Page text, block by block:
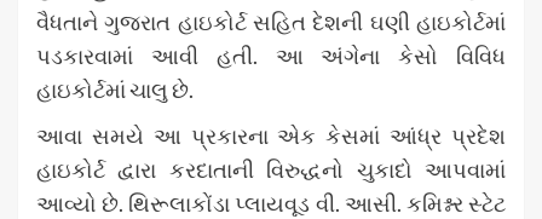
વૈધતાને ગુજરાત હાઇકોર્ટ સહિત દેશની ઘણી હાઇકોર્ટમાં
પડકારવામાં આવી હતી. આ અંગેના કેસો વિવિધ
હાઇકોર્ટમાં ચાલુ છે.
આવા સમયે આ પ્રકારના એક કેસમાં આંધ્ર પ્રદેશ
હાઇકોર્ટ દ્વારા કરદાતાની વિરુદ્ધનો ચુકાદો આપવામાં
આવ્યો છે. થિરૂલાકોંડા પ્લાયવૂડ વી. આસી. કમિશ્નર સ્ટેટ